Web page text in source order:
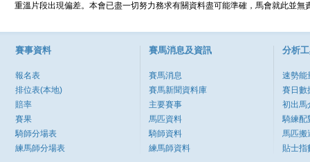
重溫片段出現偏差。本會已盡一切努力務求有關資料盡可能準確，馬會就此並
賽事資料
報名表
排位表(本地)
賠率
賽果
騎師分場表
練馬師分場表
賽馬消息及資訊
賽馬消息
賽馬新聞資料庫
主要賽事
馬匹資料
騎師資料
練馬師資料
分析
速勢能
賽日數
初出馬
騎練配
馬匹搬
貼士指